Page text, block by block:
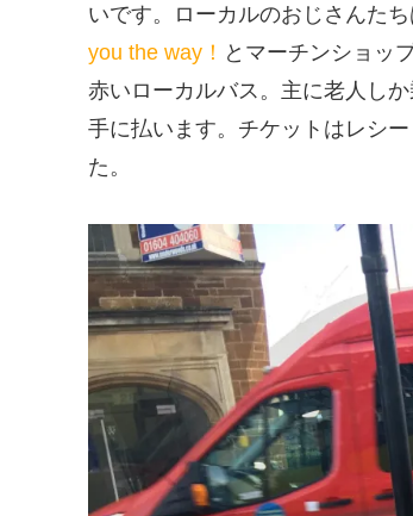
いです。ローカルのおじさんた
you the way！ とマーチンショッ
赤いローカルバス。主に老人し
手に払います。チケットはレシ
た。